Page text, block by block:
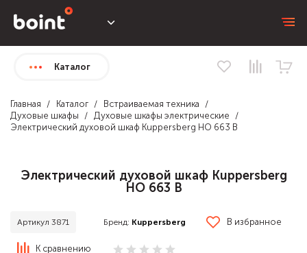
Каталог
Главная Каталог
Встраиваемая техника
Духовые шкафы
Духовые шкафы электрические
Электрический духовой шкаф Kuppersberg HO 663 B
Электрический духовой шкаф Kuppersberg
HO 663 B
Артикул 3871 Бренд: Kuppersberg В избранное
К сравнению